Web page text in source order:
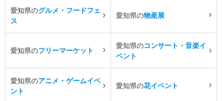
愛知県のグルメ・フードフェ
ス
愛知県の物産展
愛知県のフリーマーケット
愛知県のコンサート・音楽イ
ベント
愛知県のアニメ・ゲームイベ
ント
愛知県の花イベント